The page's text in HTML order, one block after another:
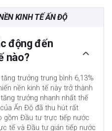
KINH TẾ ẤN ĐỘ
động đến
nào?
trưởng trung bình 6,13%
nền kinh tế này trở thành
trưởng nhanh nhất thế
Ấn Độ đã thu hút rất
gồm Đầu tư trực tiếp nước
tế và Đầu tư gián tiếp nước